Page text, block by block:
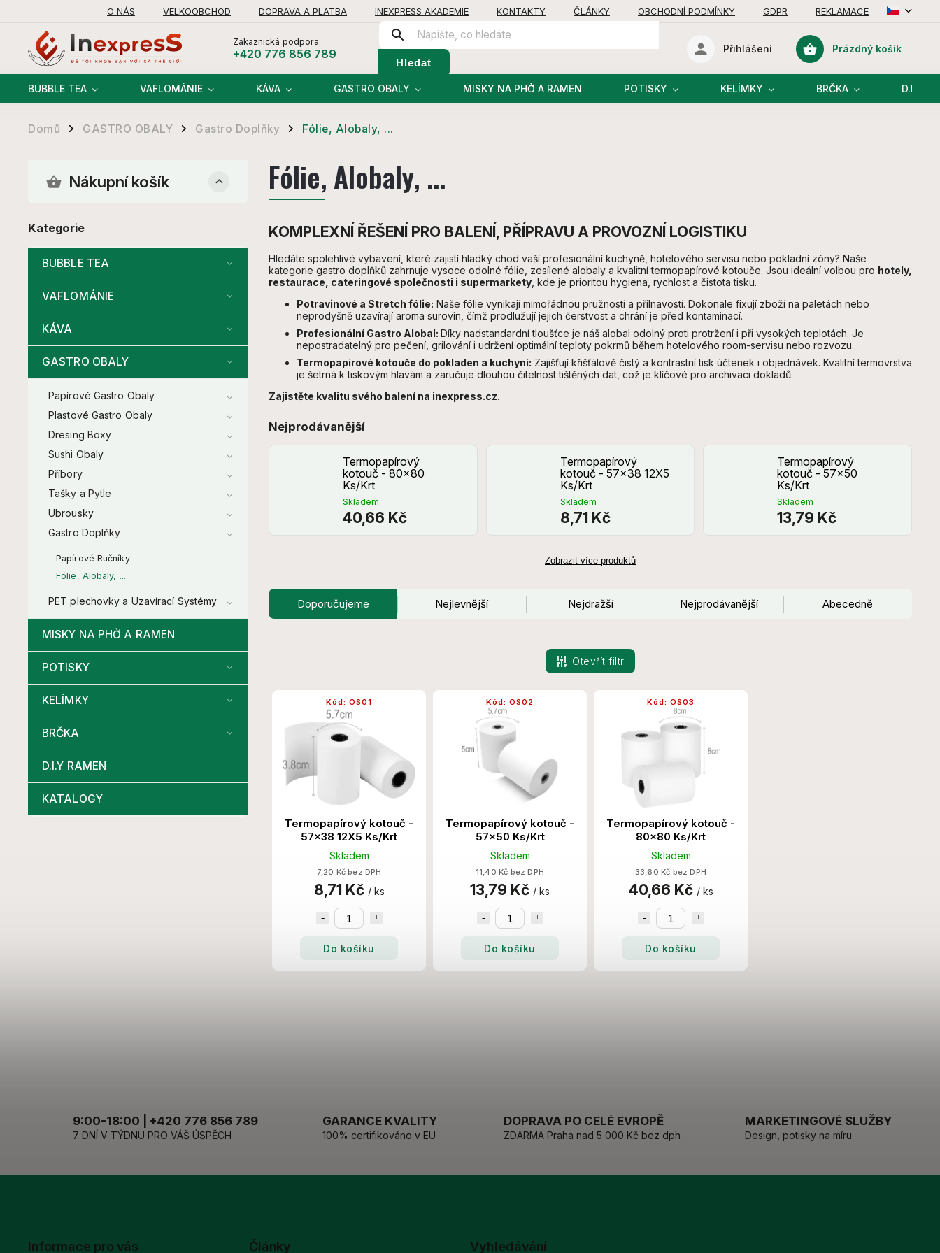
O NÁS VELKOOBCHOD DOPRAVA A PLATBA INEXPRESS AKADEMIE KONTAKTY ČLÁNKY OBCHODNÍ PODMÍNKY GDPR REKLAMACE
Zákaznická podpora:
+420 776 856 789
Hledat
Nákupní
Prázdný košík
Přihlášení
BUBBLE TEA VAFLOMÁNIE KÁVA GASTRO OBALY MISKY NA PHỞ A RAMEN POTISKY KELÍMKY BRČKA D.I.Y
Domů / GASTRO OBALY / Gastro Doplňky / Fólie, Alobaly, ...
Nákupní košík
Kategorie
BUBBLE TEA
VAFLOMÁNIE
KÁVA
GASTRO OBALY
Papírové Gastro Obaly
Plastové Gastro Obaly
Dresing Boxy
Sushi Obaly
Příbory
Tašky a Pytle
Ubrousky
Gastro Doplňky
Papírové Ručníky
Fólie, Alobaly, ...
PET plechovky a Uzavírací Systémy
MISKY NA PHỞ A RAMEN
POTISKY
KELÍMKY
BRČKA
D.I.Y RAMEN
KATALOGY
Fólie, Alobaly, ...
KOMPLEXNÍ ŘEŠENÍ PRO BALENÍ, PŘÍPRAVU A PROVOZNÍ LOGISTIKU
Hledáte spolehlivé vybavení, které zajistí hladký chod vaší profesionální kuchyně, hotelového servisu nebo pokladní zóny? Naše
kategorie gastro doplňků zahrnuje vysoce odolné fólie, zesílené alobaly a kvalitní termopapírové kotouče. Jsou ideální volbou pro hotely,
restaurace, cateringové společnosti i supermarkety, kde je prioritou hygiena, rychlost a čistota tisku.
Potravinové a Stretch fólie: Naše fólie vynikají mimořádnou pružností a přilnavostí. Dokonale fixují zboží na paletách nebo
neprodyšně uzavírají aroma surovin, čímž prodlužují jejich čerstvost a chrání je před kontaminací.
Profesionální Gastro Alobal: Díky nadstandardní tloušťce je náš alobal odolný proti protržení i při vysokých teplotách. Je
nepostradatelný pro pečení, grilování i udržení optimální teploty pokrmů během hotelového room-servisu nebo rozvozu.
Termopapírové kotouče do pokladen a kuchyní: Zajišťují křišťálově čistý a kontrastní tisk účtenek i objednávek. Kvalitní termovrstva
je šetrná k tiskovým hlavám a zaručuje dlouhou čitelnost tištěných dat, což je klíčové pro archivaci dokladů.
Zajistěte kvalitu svého balení na inexpress.cz.
Nejprodávanější
Termopapírový
kotouč - 80x80
Ks/Krt
Skladem
40,66 Kč
Termopapírový
kotouč - 57x38 12X5
Ks/Krt
Skladem
8,71 Kč
Termopapírový
kotouč - 57x50
Ks/Krt
Skladem
13,79 Kč
Zobrazit více produktů
Doporučujeme Nejlevnější Nejdražší Nejprodávanější Abecedně
Otevřít filtr
Termopapírový kotouč -
57x38 12X5 Ks/Krt
Skladem
7,20 Kč bez DPH
8,71 Kč / ks
Do košíku
Kód: OS01
Termopapírový kotouč -
57x50 Ks/Krt
Skladem
11,40 Kč bez DPH
13,79 Kč / ks
Do košíku
Kód: OS02
Termopapírový kotouč -
80x80 Ks/Krt
Skladem
33,60 Kč bez DPH
40,66 Kč / ks
Do košíku
Kód: OS03
9:00-18:00 | +420 776 856 789
7 DNÍ V TÝDNU PRO VÁŠ ÚSPĚCH
GARANCE KVALITY
100% certifikováno v EU
DOPRAVA PO CELÉ EVROPĚ
ZDARMA Praha nad 5 000 Kč bez dph
MARKETINGOVÉ SLUŽBY
Design, potisky na míru
Informace pro vás Články Vyhledávání